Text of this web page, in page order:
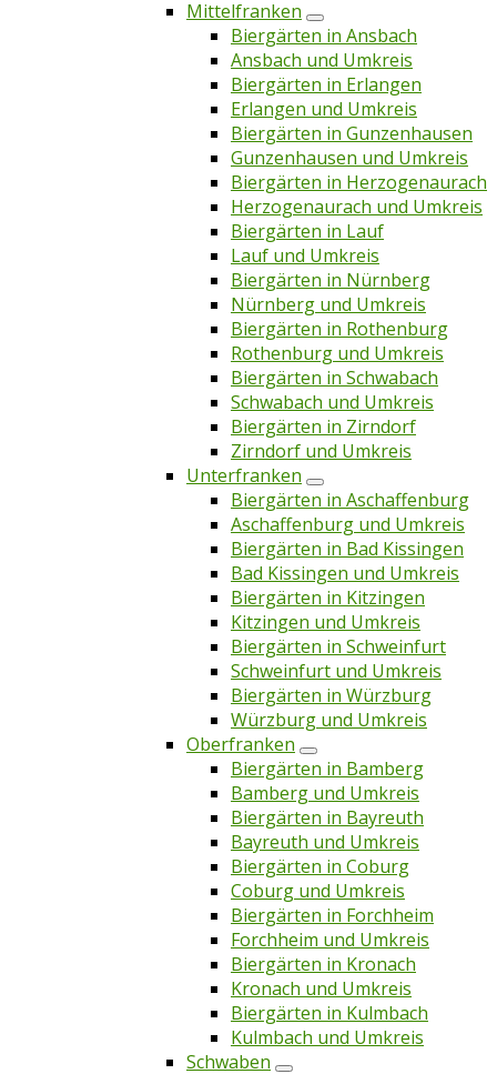
Mittelfranken
Biergärten in Ansbach
Ansbach und Umkreis
Biergärten in Erlangen
Erlangen und Umkreis
Biergärten in Gunzenhausen
Gunzenhausen und Umkreis
Biergärten in Herzogenaurach
Herzogenaurach und Umkreis
Biergärten in Lauf
Lauf und Umkreis
Biergärten in Nürnberg
Nürnberg und Umkreis
Biergärten in Rothenburg
Rothenburg und Umkreis
Biergärten in Schwabach
Schwabach und Umkreis
Biergärten in Zirndorf
Zirndorf und Umkreis
Unterfranken
Biergärten in Aschaffenburg
Aschaffenburg und Umkreis
Biergärten in Bad Kissingen
Bad Kissingen und Umkreis
Biergärten in Kitzingen
Kitzingen und Umkreis
Biergärten in Schweinfurt
Schweinfurt und Umkreis
Biergärten in Würzburg
Würzburg und Umkreis
Oberfranken
Biergärten in Bamberg
Bamberg und Umkreis
Biergärten in Bayreuth
Bayreuth und Umkreis
Biergärten in Coburg
Coburg und Umkreis
Biergärten in Forchheim
Forchheim und Umkreis
Biergärten in Kronach
Kronach und Umkreis
Biergärten in Kulmbach
Kulmbach und Umkreis
Schwaben